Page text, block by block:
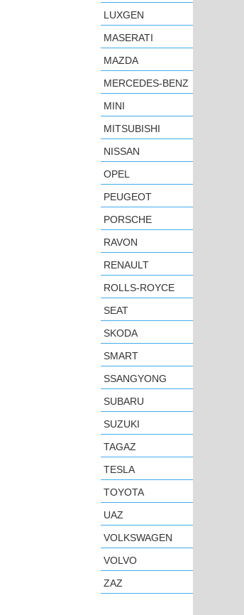
LUXGEN
MASERATI
MAZDA
MERCEDES-BENZ
MINI
MITSUBISHI
NISSAN
OPEL
PEUGEOT
PORSCHE
RAVON
RENAULT
ROLLS-ROYCE
SEAT
SKODA
SMART
SSANGYONG
SUBARU
SUZUKI
TAGAZ
TESLA
TOYOTA
UAZ
VOLKSWAGEN
VOLVO
ZAZ